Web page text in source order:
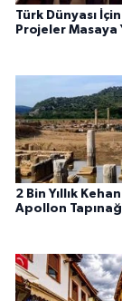
Türk Dünyası
Projeler Masaya
2 Bin Yıllık
Apollon